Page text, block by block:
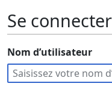
Se connecter
Nom d’utilisateur